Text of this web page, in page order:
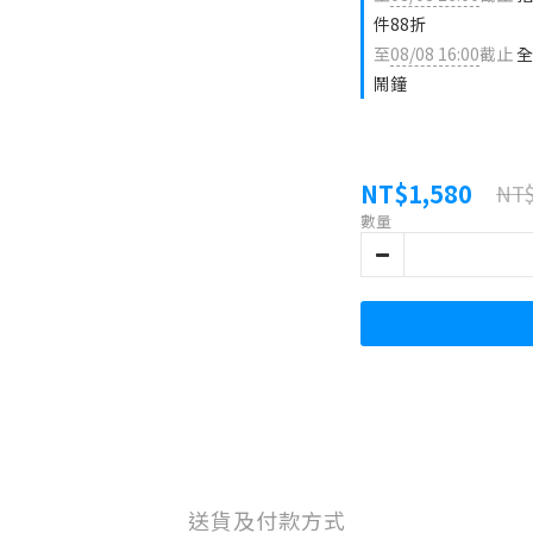
件88折
至08/08 16:00截止
鬧鐘
NT$1,580
數量
送貨及付款方式